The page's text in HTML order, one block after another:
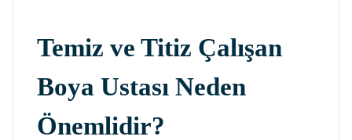
Temiz ve Titiz Çalışan
Boya Ustası Neden
Önemlidir?